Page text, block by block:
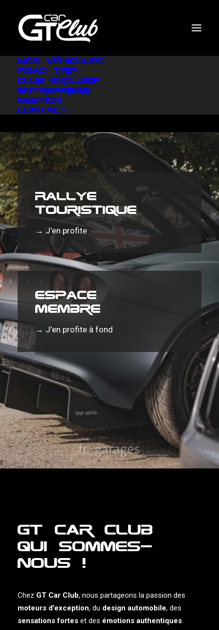
Nos véhicules
Road Trip
Club exclusif
Entreprises
Gestion
Contact
Rallye
touristique
→ J'en profite
Espace
membre
→ J'en profite à fond
de voiture
→Je m'évade
GT Car Club
Qui sommes-
nous !
Chez GT Car Club, nous partageons la passion des
moteurs d’exception, du design automobile, des
sensations fortes et des émotions authentiques.